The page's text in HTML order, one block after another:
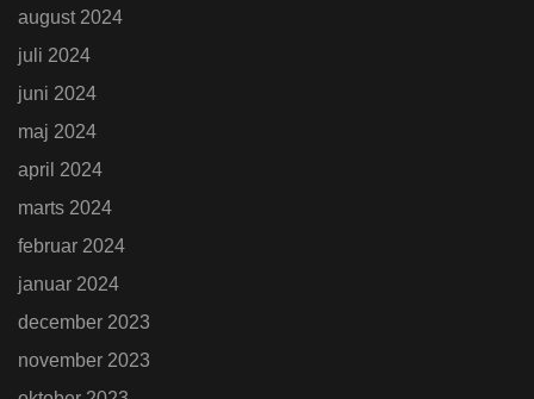
august 2024
juli 2024
juni 2024
maj 2024
april 2024
marts 2024
februar 2024
januar 2024
december 2023
november 2023